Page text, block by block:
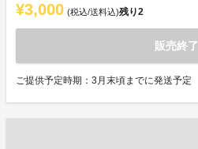
¥3,000 (税込/送料込)残り2
販売終了
ご提供予定時期：3月末頃までに発送予定